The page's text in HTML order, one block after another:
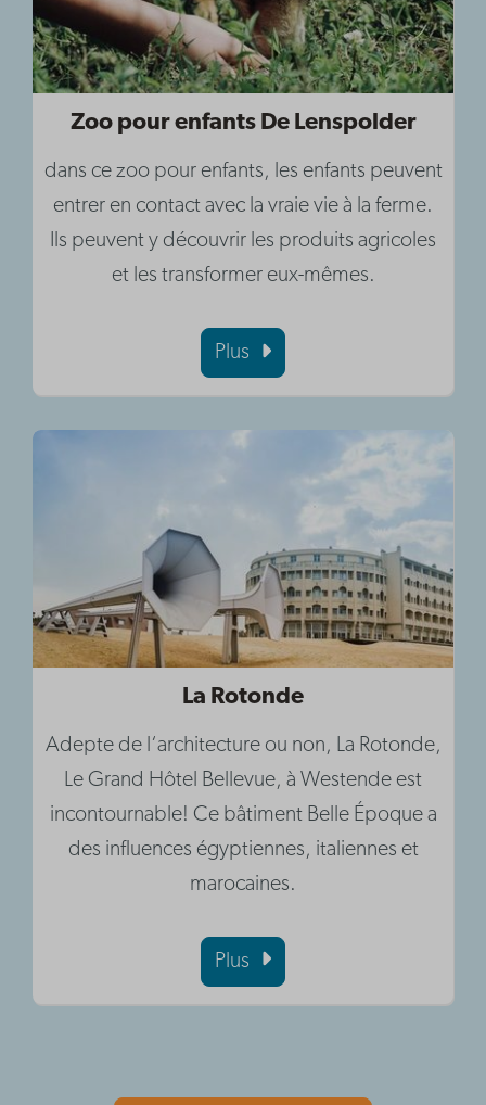
Zoo pour enfants De Lenspolder
dans ce zoo pour enfants, les enfants peuvent
entrer en contact avec la vraie vie à la ferme.
Ils peuvent y découvrir les produits agricoles
et les transformer eux-mêmes.
Plus
La Rotonde
Adepte de l‘architecture ou non, La Rotonde,
Le Grand Hôtel Bellevue, à Westende est
incontournable! Ce bâtiment Belle Époque a
des influences égyptiennes, italiennes et
marocaines.
Plus